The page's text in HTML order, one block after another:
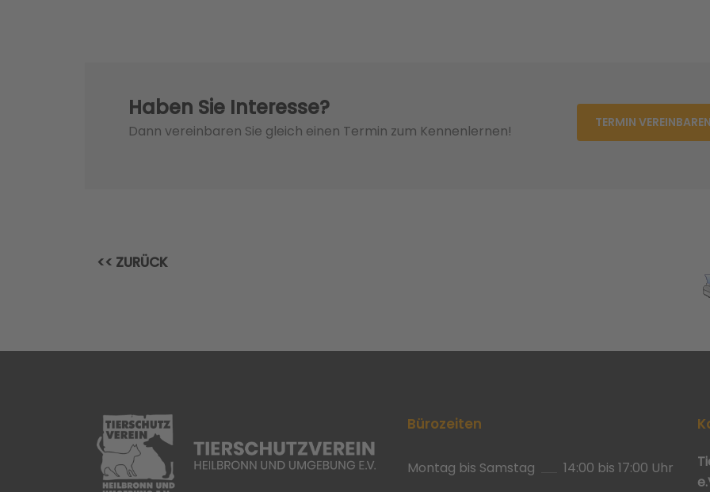
Haben Sie Interesse?
Dann vereinbaren Sie gleich einen Termin zum Kennenlernen! TERMIN
<< ZURÜCK
Bürozeiten
Montag bis Samstag
14:00 bis 17:00 Uhr